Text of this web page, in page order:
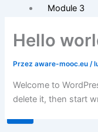
Module 3
Module 5
Strona projektu
Hello
Przezaware-mooc.eu/
Welcome to
delete it, then start